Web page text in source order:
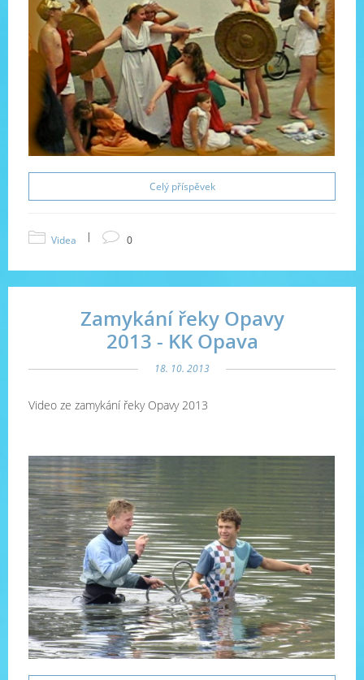
Celý příspěvek
Videa | 0
Zamykání řeky Opavy
2013 - KK Opava
18. 10. 2013
Video ze zamykání řeky Opavy 2013